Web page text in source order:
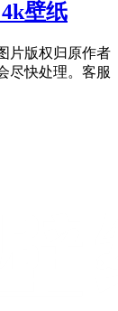
4k壁纸
片版权归原作者
尽快处理。客服